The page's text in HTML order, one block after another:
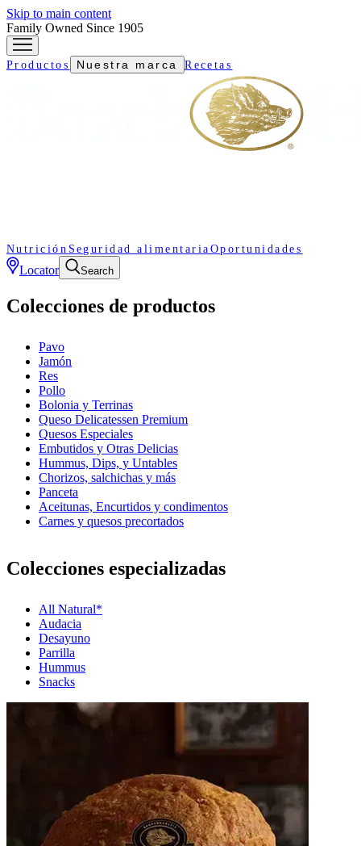
Skip to main content
Family Owned Since 1905
Productos Nuestra marca Recetas
Nutrición Seguridad alimentaria Oportunidades
Locator Search
Colecciones de productos
Pavo
Jamón
Res
Pollo
Bolonia y Terrinas
Queso Delicatessen Premium
Quesos Especiales
Embutidos y Otras Delicias
Hummus, Dips, y Untables
Chorizos, salchichas y más
Panceta
Aceitunas, Encurtidos y condimentos
Carnes y quesos precortados
Colecciones especializadas
All Natural*
Audacia
Desayuno
Parrilla
Hummus
Snacks